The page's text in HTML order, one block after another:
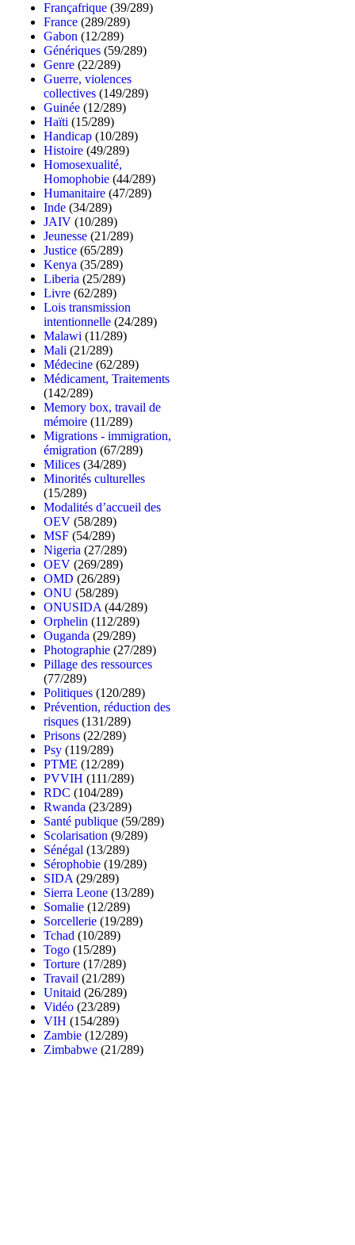
Françafrique (39/289)
France (289/289)
Gabon (12/289)
Génériques (59/289)
Genre (22/289)
Guerre, violences
collectives (149/289)
Guinée (12/289)
Haïti (15/289)
Handicap (10/289)
Histoire (49/289)
Homosexualité,
Homophobie (44/289)
Humanitaire (47/289)
Inde (34/289)
JAIV (10/289)
Jeunesse (21/289)
Justice (65/289)
Kenya (35/289)
Liberia (25/289)
Livre (62/289)
Lois transmission
intentionnelle (24/289)
Malawi (11/289)
Mali (21/289)
Médecine (62/289)
Médicament, Traitements
(142/289)
Memory box, travail de
mémoire (11/289)
Migrations - immigration,
émigration (67/289)
Milices (34/289)
Minorités culturelles
(15/289)
Modalités d’accueil des
OEV (58/289)
MSF (54/289)
Nigeria (27/289)
OEV (269/289)
OMD (26/289)
ONU (58/289)
ONUSIDA (44/289)
Orphelin (112/289)
Ouganda (29/289)
Photographie (27/289)
Pillage des ressources
(77/289)
Politiques (120/289)
Prévention, réduction des
risques (131/289)
Prisons (22/289)
Psy (119/289)
PTME (12/289)
PVVIH (111/289)
RDC (104/289)
Rwanda (23/289)
Santé publique (59/289)
Scolarisation (9/289)
Sénégal (13/289)
Sérophobie (19/289)
SIDA (29/289)
Sierra Leone (13/289)
Somalie (12/289)
Sorcellerie (19/289)
Tchad (10/289)
Togo (15/289)
Torture (17/289)
Travail (21/289)
Unitaid (26/289)
Vidéo (23/289)
VIH (154/289)
Zambie (12/289)
Zimbabwe (21/289)